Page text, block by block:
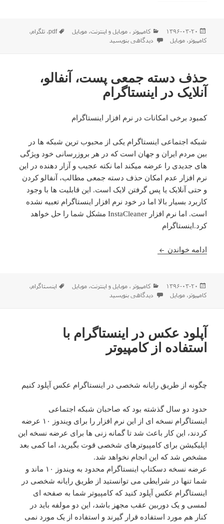
ارسال
شده
۱۳۹۶-۰۳-۲۰ دسته‌ها
كامپيوتر ، موبایل و اينترنت،موبایل برچسب‌ها
pdf،تلگرام،
کامپیوتر ،موبایل برای تبدیل فایل به pdf با تلگرام
دیدگاهی بنویسید
حذف دسته جمعی پست، آنفالو،
آنلایک در اینستاگرام
کمبود برخی امکانات در نرم افزار اینستاگرام
شبکه اجتماعی اینستاگرام یکی از محبوب ترین شبکه ها در
بین مردم ایران و جهان است که در هر بروزرسانی خود ویژگی
های جدیدی را عرضه میکند اما نکته عجیب و آزار دهنده در این
نرم افزار عدم امکان حذف دسته جمعی مطالب، آنفالو کردن
و حتی آنلایک یا پس گرفتن لایک است. این قابلیت ها با وجود
کاربرد بسیار بالا اما در خود نرم افزار اینستاگرام تعبیه نشده
است. اما نرم افزار InstaCleaner مشکل شما را حل خواهد
کرد.اینستاگرام
ادامه خواندن حذف دسته جمعی پست، آنفالو، آنلایک در اینستاگرام
ارسال
شده
۱۳۹۶-۰۳-۲۰ دسته‌ها
كامپيوتر ، موبایل و اينترنت،موبایل برچسب‌ها
اینستاگرام،
کامپیوتر ،موبایل برای حذف دسته جمعی پست، آنفالو، آنلایک در اینستاگرام
دیدگاهی بنویسید
آپلود عکس در اینستاگرام با
استفاده از کامپیوتر
چگونه از طریق رایانه شخصی در اینستاگرام عکس آپلود کنیم
حدود دو سال گذشته بود که صاحبان شبکه اجتماعی
اینستاگرام نسخه ای از این نرم افزار را برای ویندوز ۱۰ عرضه
کردند، این کار باعث شد تا گمانه زنی ها برای عرضه نسخه این
اپلیکیشن برای کامپیوترهای شخصی قوت بگیرید، اما کمی بعد
مشخص شد که این انجام نخواهد شد.
عرضه نسخه دسکتاپ اینستاگرام محدود به ویندوز ۱۰ ماند و
شما تنها در شرایطی می توانستید از طریق رایانه شخصی در
اینستاگرام عکس آپلود کنید که کامپیوتر شما به صفحه ای
لمسی و یک دوربین عقب مجهز باشد، این دو مولفه باید در
کنار هم مورد استفاده قرار گیرند و استفاده از یک مورد نمی